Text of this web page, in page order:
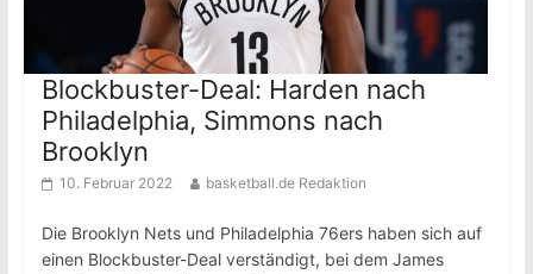
Blockbuster-Deal: Harden nach
Philadelphia, Simmons nach
Brooklyn
10. Februar 2022 basketball.de Redaktion
Die Brooklyn Nets und Philadelphia 76ers haben sich auf
einen Blockbuster-Deal verständigt, bei dem James